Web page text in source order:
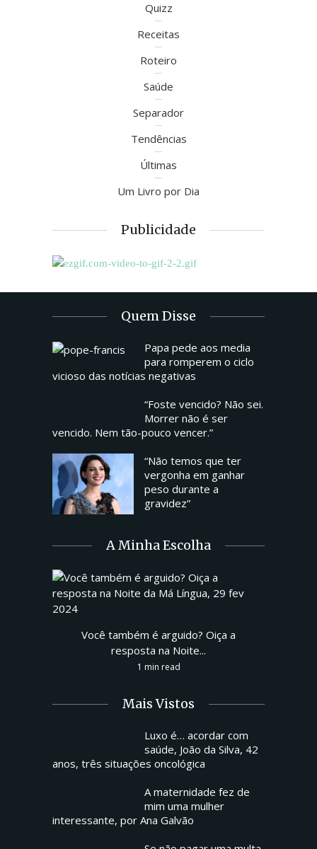
Quizz
Receitas
Roteiro
Saúde
Separador
Tendências
Últimas
Um Livro por Dia
Publicidade
Quem Disse
Papa pede aos media
para romperem o ciclo
vicioso das notícias negativas
“Foste vencido? Não sei.
Morrer não é ser
vencido. Nem tão-pouco vencer.”
“Não temos que ter
vergonha em ganhar
peso durante a
gravidez”
A Minha Escolha
Você também é arguido? Oiça a
resposta na Noite...
1 min read
Mais Vistos
Luxo é… acordar com
saúde, João da Silva, 42
anos, três situações oncológica
A maternidade fez de
mim uma mulher
interessante, por Ana Galvão